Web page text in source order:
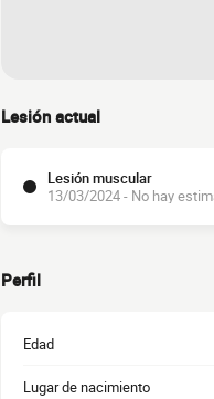
Lesión actual
Lesión muscular
13/03/2024 - No hay
Perfil
Edad
Lugar de nacimiento